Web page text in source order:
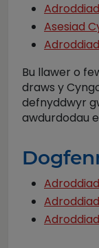
Asesiad
Bu llawer o
draws y
defnyddwyr
awdurdodau